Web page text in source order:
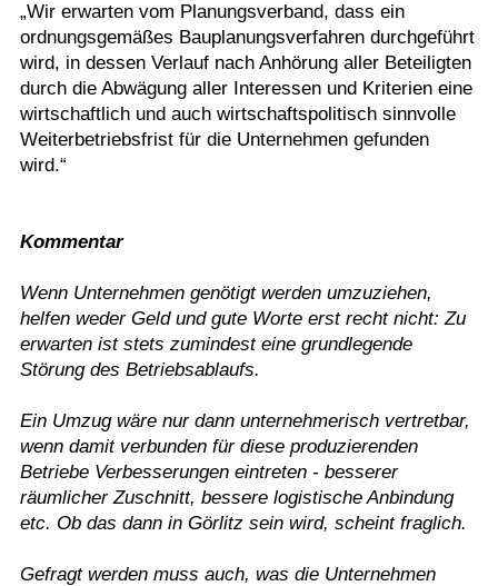
„Wir erwarten vom Planungsverband, dass ein
ordnungsgemäßes Bauplanungsverfahren durchgeführt
wird, in dessen Verlauf nach Anhörung aller Beteiligten
durch die Abwägung aller Interessen und Kriterien eine
wirtschaftlich und auch wirtschaftspolitisch sinnvolle
Weiterbetriebsfrist für die Unternehmen gefunden
wird.“
Kommentar
Wenn Unternehmen genötigt werden umzuziehen,
helfen weder Geld und gute Worte erst recht nicht: Zu
erwarten ist stets zumindest eine grundlegende
Störung des Betriebsablaufs.
Ein Umzug wäre nur dann unternehmerisch vertretbar,
wenn damit verbunden für diese produzierenden
Betriebe Verbesserungen eintreten - besserer
räumlicher Zuschnitt, bessere logistische Anbindung
etc. Ob das dann in Görlitz sein wird, scheint fraglich.
Gefragt werden muss auch, was die Unternehmen